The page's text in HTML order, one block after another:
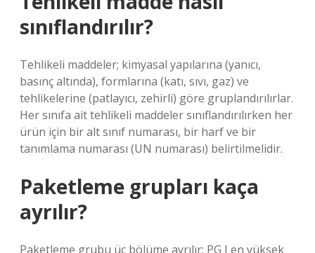
sınıflandırılır?
Tehlikeli maddeler; kimyasal yapılarına (yanıcı,
basınç altında), formlarına (katı, sıvı, gaz) ve
tehlikelerine (patlayıcı, zehirli) göre gruplandırılırlar.
Her sınıfa ait tehlikeli maddeler sınıflandırılırken her
ürün için bir alt sınıf numarası, bir harf ve bir
tanımlama numarası (UN numarası) belirtilmelidir.
Paketleme grupları kaça
ayrılır?
Paketleme grubu üç bölüme ayrılır: PG I en yüksek